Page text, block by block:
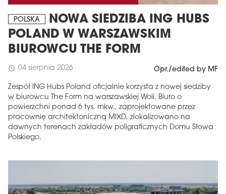
POLSKA
NOWA SIEDZIBA ING HUBS
POLAND W WARSZAWSKIM
BIUROWCU THE FORM
schedule 04 sierpnia 2026 Opr./edited by MF
Zespół ING Hubs Poland oficjalnie korzysta z nowej siedziby
w biurowcu The Form na warszawskiej Woli. Biuro o
powierzchni ponad 6 tys. mkw., zaprojektowane przez
pracownię architektoniczną MIXD, zlokalizowano na
dawnych terenach zakładów poligraficznych Domu Słowa
Polskiego.